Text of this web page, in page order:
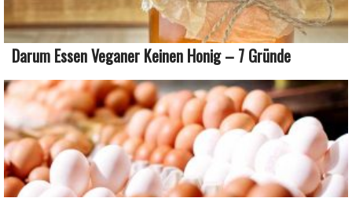
Darum Essen Veganer Keinen Honig – 7 Gründe